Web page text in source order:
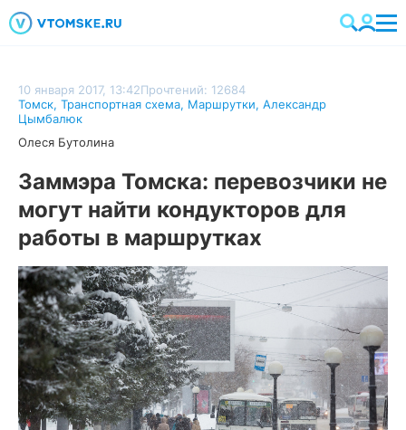
10 января 2017, 13:42Прочтений: 12684
Томск, Транспортная схема, Маршрутки, Александр
Цымбалюк
Олеся Бутолина
Заммэра Томска: перевозчики не
могут найти кондукторов для
работы в маршрутках